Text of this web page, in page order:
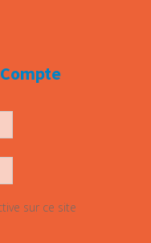
sur ce site